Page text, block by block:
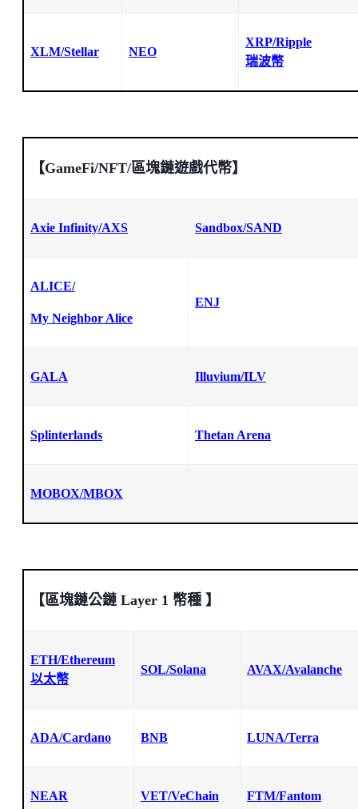
XLM/Stellar NEO
XRP/Ripple
瑞波幣
【GameFi/NFT/區塊鏈遊戲代幣】
Axie Infinity/AXS Sandbox/SAND
ALICE/
My Neighbor Alice
ENJ
GALA Illuvium/ILV
Splinterlands Thetan Arena
MOBOX/MBOX
【區塊鏈公鏈 Layer 1 幣種 】
ETH/Ethereum
以太幣
SOL/Solana AVAX/Avalanche
ADA/Cardano BNB LUNA/Terra
NEAR VET/VeChain FTM/Fantom